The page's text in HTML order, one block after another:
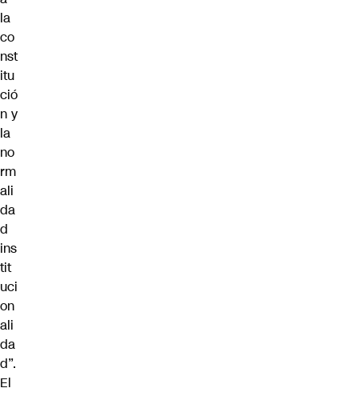
la
co
nst
itu
ció
n y
la
no
rm
ali
da
d
ins
tit
uci
on
ali
da
d”.
El